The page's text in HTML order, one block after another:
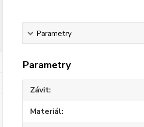
Parametry
Parametry
Závit
Materiál